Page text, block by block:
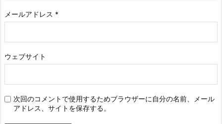
メールアドレス *
ウェブサイト
次回のコメントで使用するためブラウザーに自分の名前、メール
アドレス、サイトを保存する。